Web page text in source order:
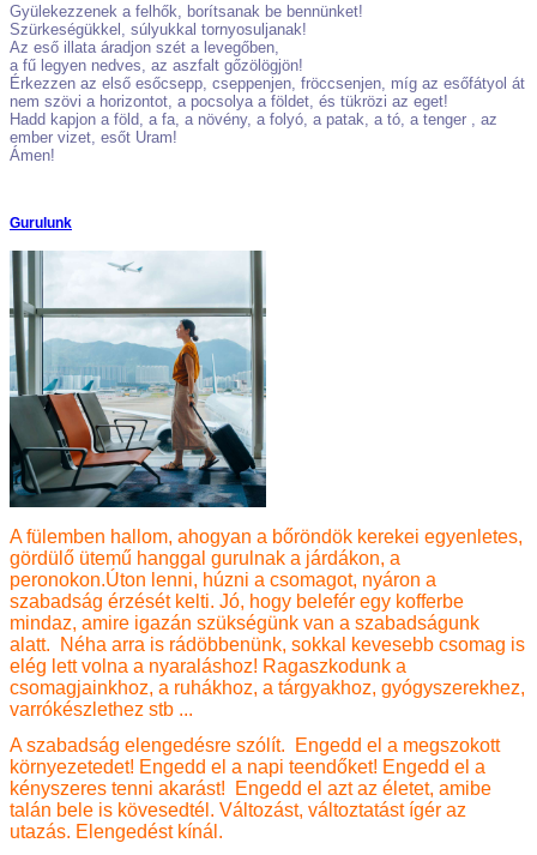
Gyülekezzenek a felhők, borítsanak be bennünket!
Szürkeségükkel, súlyukkal tornyosuljanak!
Az eső illata áradjon szét a levegőben,
a fű legyen nedves, az aszfalt gőzölögjön!
Érkezzen az első esőcsepp, cseppenjen, fröccsenjen, míg az esőfátyol át
nem szövi a horizontot, a pocsolya a földet, és tükrözi az eget!
Hadd kapjon a föld, a fa, a növény, a folyó, a patak, a tó, a tenger , az
ember vizet, esőt Uram!
Ámen!
Gurulunk
A fülemben hallom, ahogyan a bőröndök kerekei egyenletes,
gördülő ütemű hanggal gurulnak a járdákon, a
peronokon.Úton lenni, húzni a csomagot, nyáron a
szabadság érzését kelti. Jó, hogy belefér egy kofferbe
mindaz, amire igazán szükségünk van a szabadságunk
alatt. Néha arra is rádöbbenünk, sokkal kevesebb csomag is
elég lett volna a nyaraláshoz! Ragaszkodunk a
csomagjainkhoz, a ruhákhoz, a tárgyakhoz, gyógyszerekhez,
varrókészlethez stb ...
A szabadság elengedésre szólít. Engedd el a megszokott
környezetedet! Engedd el a napi teendőket! Engedd el a
kényszeres tenni akarást! Engedd el azt az életet, amibe
talán bele is kövesedtél. Változást, változtatást ígér az
utazás. Elengedést kínál.